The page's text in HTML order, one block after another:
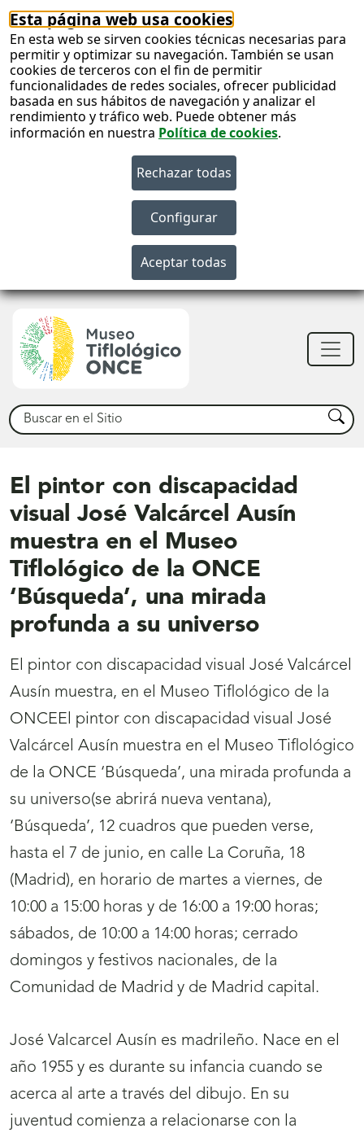
Esta página web usa cookies
En esta web se sirven cookies técnicas necesarias para
permitir y optimizar su navegación. También se usan
cookies de terceros con el fin de permitir
funcionalidades de redes sociales, ofrecer publicidad
basada en sus hábitos de navegación y analizar el
rendimiento y tráfico web. Puede obtener más
información en nuestra Política de cookies.
Buscar Buscar
El pintor con discapacidad
visual José Valcárcel Ausín
muestra en el Museo
Tiflológico de la ONCE
‘Búsqueda’, una mirada
profunda a su universo
El pintor con discapacidad visual José Valcárcel
Ausín muestra, en el Museo Tiflológico de la
ONCEEl pintor con discapacidad visual José
Valcárcel Ausín muestra en el Museo Tiflológico
de la ONCE ‘Búsqueda’, una mirada profunda a
su universo(se abrirá nueva ventana),
‘Búsqueda’, 12 cuadros que pueden verse,
hasta el 7 de junio, en calle La Coruña, 18
(Madrid), en horario de martes a viernes, de
10:00 a 15:00 horas y de 16:00 a 19:00 horas;
sábados, de 10:00 a 14:00 horas; cerrado
domingos y festivos nacionales, de la
Comunidad de Madrid y de Madrid capital.
José Valcarcel Ausín es madrileño. Nace en el
año 1955 y es durante su infancia cuando se
acerca al arte a través del dibujo. En su
juventud comienza a relacionarse con la